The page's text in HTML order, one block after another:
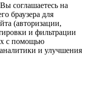
соглашаетесь на
браузера для
(авторизации,
и фильтрации
с помощью
и улучшения